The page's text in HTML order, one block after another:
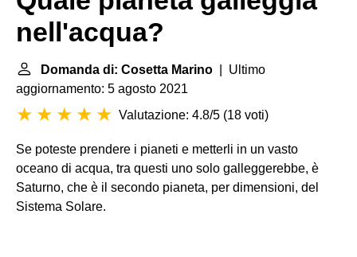
nell'acqua?
Domanda di: Cosetta Marino | Ultimo
aggiornamento: 5 agosto 2021
Valutazione: 4.8/5 (18 voti)
Se poteste prendere i pianeti e metterli in un vasto
oceano di acqua, tra questi uno solo galleggerebbe, è
Saturno, che è il secondo pianeta, per dimensioni, del
Sistema Solare.